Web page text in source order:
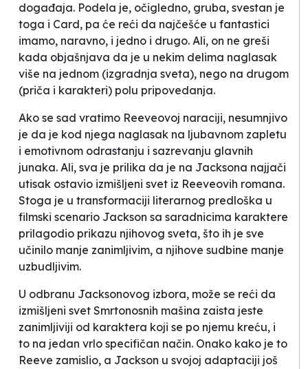
događaja. Podela je, očigledno, gruba, svestan je
toga i Card, pa će reći da najčešće u fantastici
imamo, naravno, i jedno i drugo. Ali, on ne greši
kada objašnjava da je u nekim delima naglasak
više na jednom (izgradnja sveta), nego na drugom
(priča i karakteri) polu pripovedanja.
Ako se sad vratimo Reeveovoj naraciji, nesumnjivo
je da je kod njega naglasak na ljubavnom zapletu
i emotivnom odrastanju i sazrevanju glavnih
junaka. Ali, sva je prilika da je na Jacksona najjači
utisak ostavio izmišljeni svet iz Reeveovih romana.
Stoga je u transformaciji literarnog predloška u
filmski scenario Jackson sa saradnicima karaktere
prilagodio prikazu njihovog sveta, što ih je sve
učinilo manje zanimljivim, a njihove sudbine manje
uzbudljivim.
U odbranu Jacksonovog izbora, može se reći da
izmišljeni svet Smrtonosnih mašina zaista jeste
zanimljiviji od karaktera koji se po njemu kreću, i
to na jedan vrlo specifičan način. Onako kako je to
Reeve zamislio, a Jackson u svojoj adaptaciji još